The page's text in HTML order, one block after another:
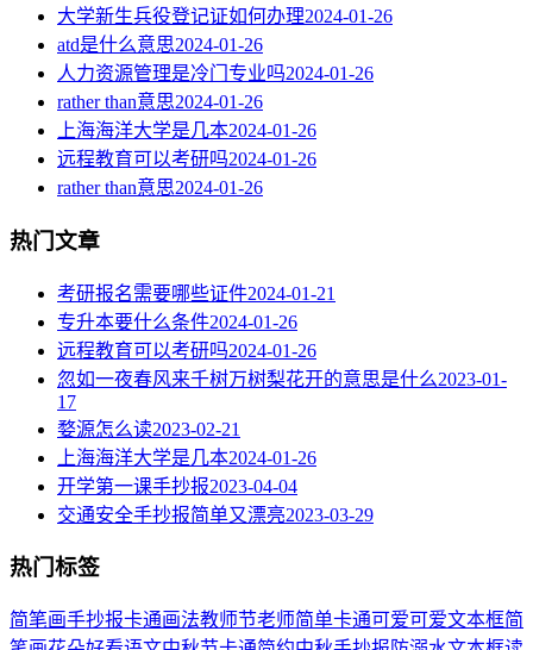
大学新生兵役登记证如何办理2024-01-26
atd是什么意思2024-01-26
人力资源管理是冷门专业吗2024-01-26
rather than意思2024-01-26
上海海洋大学是几本2024-01-26
远程教育可以考研吗2024-01-26
rather than意思2024-01-26
热门文章
考研报名需要哪些证件2024-01-21
专升本要什么条件2024-01-26
远程教育可以考研吗2024-01-26
忽如一夜春风来千树万树梨花开的意思是什么2023-01-
17
婺源怎么读2023-02-21
上海海洋大学是几本2024-01-26
开学第一课手抄报2023-04-04
交通安全手抄报简单又漂亮2023-03-29
热门标签
简笔画手抄报卡通画法教师节老师简单卡通可爱可爱文本框简